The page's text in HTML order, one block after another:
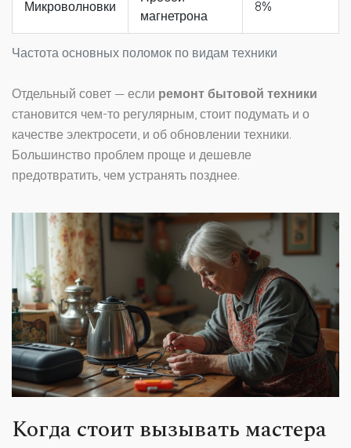
Частота основных поломок по видам техники
Микроволновки
магнетрона
8%
Отдельный совет — если ремонт бытовой техники
становится чем-то регулярным, стоит подумать и о
качестве электросети, и об обновлении техники.
Большинство проблем проще и дешевле
предотвратить, чем устранять позднее.
Когда стоит вызывать мастера